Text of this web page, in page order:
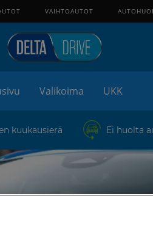
VAIHTOAUTOT
Valikoima UKK
kuukausierä Ei huolta